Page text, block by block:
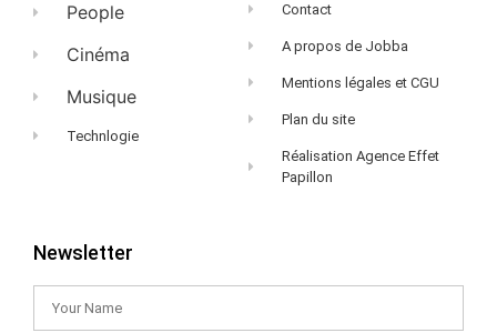
People
Cinéma
Musique
Technlogie
Contact
A propos de Jobba
Mentions légales et CGU
Plan du site
Réalisation Agence Effet
Papillon
Newsletter